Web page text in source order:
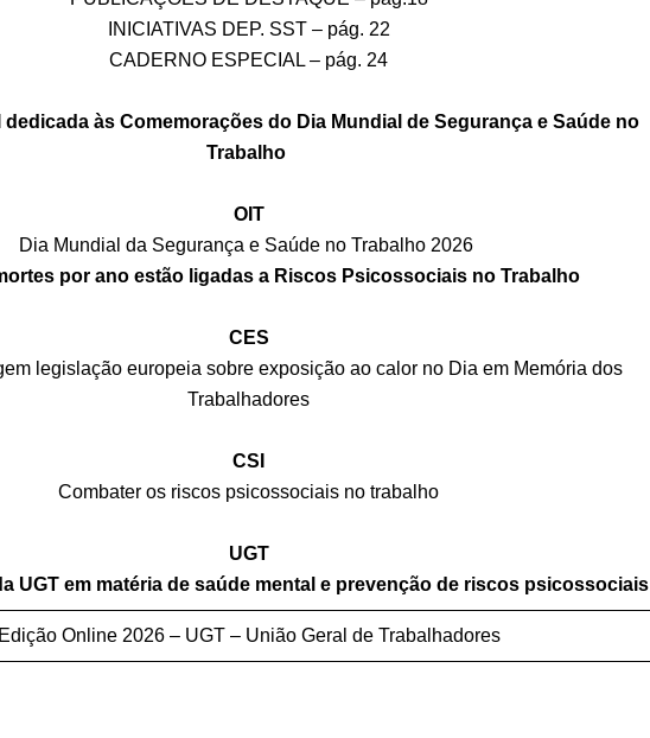
INICIATIVAS DEP. SST – pág. 22
CADERNO ESPECIAL – pág. 24
dedicada às Comemorações do Dia Mundial de Segurança e Saúde no
Trabalho
OIT
Dia Mundial da Segurança e Saúde no Trabalho 2026
por ano estão ligadas a Riscos Psicossociais no Trabalho
CES
legislação europeia sobre exposição ao calor no Dia em Memória dos
Trabalhadores
CSI
Combater os riscos psicossociais no trabalho
UGT
UGT em matéria de saúde mental e prevenção de riscos psicossociais
Edição Online 2026 – UGT – União Geral de Trabalhadores